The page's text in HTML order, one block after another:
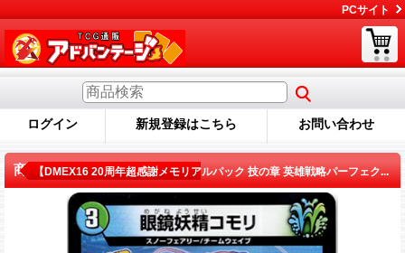
PCサイト
ログイン 新規登録はこちら お問い合わせ
商品詳細【DMEX16 20周年超感謝メモリアルパック 技の章 英雄戦略パーフェク...